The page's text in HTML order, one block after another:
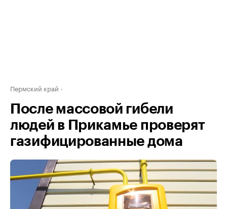
Пермский край
После массовой гибели
людей в Прикамье проверят
газифицированные дома